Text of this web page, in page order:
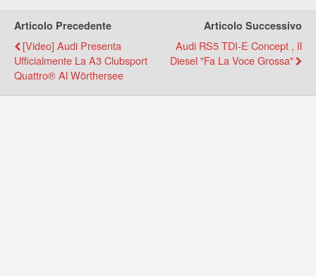
Articolo Precedente
[Video] Audi Presenta
Ufficialmente La A3 Clubsport
Quattro® Al Wörthersee
Articolo Successivo
Audi RS5 TDI-E Concept , Il
Diesel "fa La Voce Grossa"